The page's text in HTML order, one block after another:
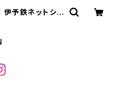
予鉄ネットショ